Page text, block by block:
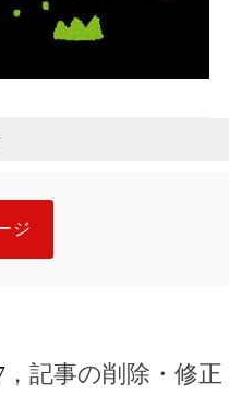
ジ
，記事の削除・修正